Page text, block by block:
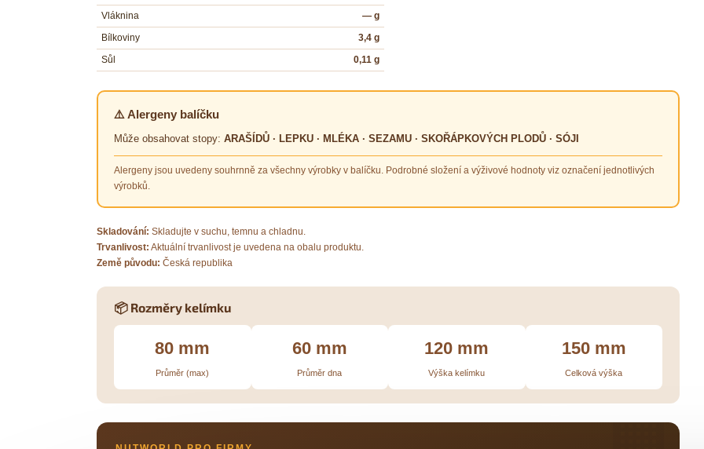
Vláknina
— g
Bílkoviny
3,4 g
Sůl
0,11 g
⚠️ Alergeny balíčku
Může obsahovat stopy: ARAŠÍDŮ · LEPKU · MLÉKA · SEZAMU · SKOŘÁPKOVÝCH PLODŮ · SÓJI
Alergeny jsou uvedeny souhrnně za všechny výrobky v balíčku. Podrobné složení a výživové hodnoty viz označení jednotlivých
výrobků.
Skladování: Skladujte v suchu, temnu a chladnu.
Trvanlivost: Aktuální trvanlivost je uvedena na obalu produktu.
Země původu: Česká republika
📦 Rozměry kelímku
80 mm
Průměr (max)
60 mm
Průměr dna
120 mm
Výška kelímku
150 mm
Celková výška